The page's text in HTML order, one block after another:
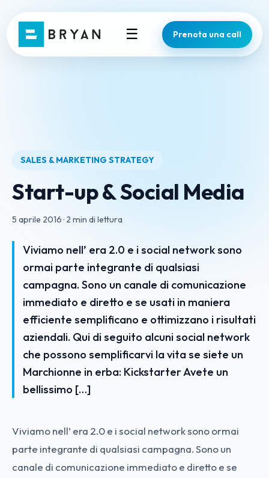
☰ Prenota una call
SALES & MARKETING STRATEGY
Start-up & Social Media
5 aprile 2016· 2 min di lettura
Viviamo nell’ era 2.0 e i social network sono
ormai parte integrante di qualsiasi
campagna. Sono un canale di comunicazione
immediato e diretto e se usati in maniera
efficiente semplificano e ottimizzano i risultati
aziendali. Qui di seguito alcuni social network
che possono semplificarvi la vita se siete un
Marchionne in erba: Kickstarter Avete un
bellissimo […]
Viviamo nell’ era 2.0 e i social network sono ormai
parte integrante di qualsiasi campagna. Sono un
canale di comunicazione immediato e diretto e se